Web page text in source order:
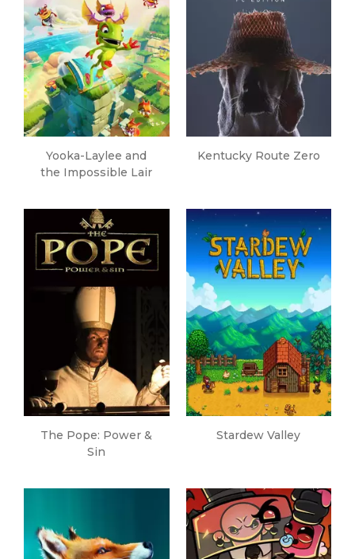
Yooka-Laylee and
the Impossible Lair
Kentucky Route Zero
The Pope: Power &
Sin
Stardew Valley